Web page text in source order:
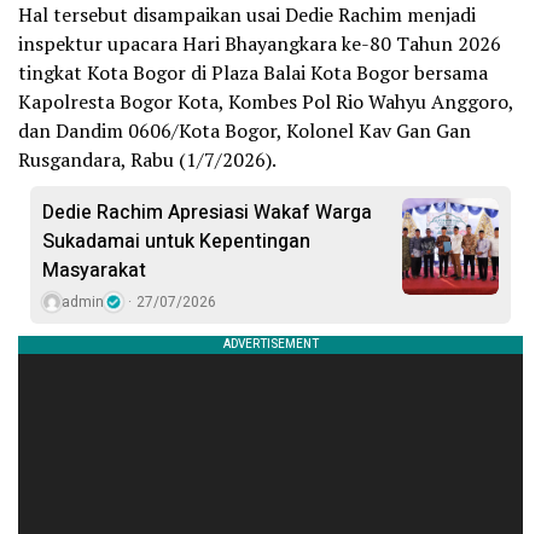
Hal tersebut disampaikan usai Dedie Rachim menjadi
inspektur upacara Hari Bhayangkara ke-80 Tahun 2026
tingkat Kota Bogor di Plaza Balai Kota Bogor bersama
Kapolresta Bogor Kota, Kombes Pol Rio Wahyu Anggoro,
dan Dandim 0606/Kota Bogor, Kolonel Kav Gan Gan
Rusgandara, Rabu (1/7/2026).
Dedie Rachim Apresiasi Wakaf Warga
Sukadamai untuk Kepentingan
Masyarakat
admin 27/07/2026